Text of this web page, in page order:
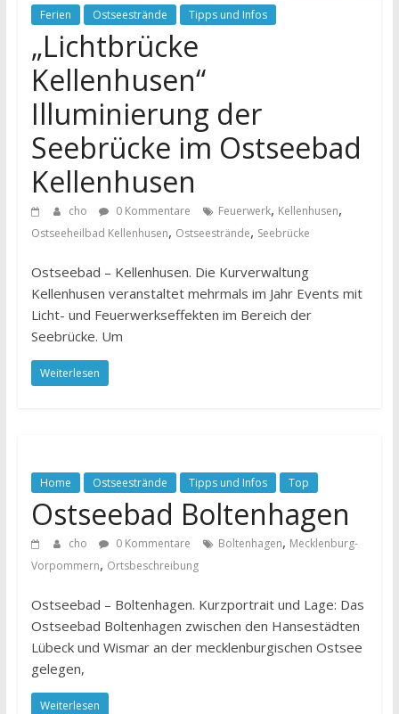
Ferien Ostseestrände Tipps und Infos
„Lichtbrücke
Kellenhusen“
Illuminierung der
Seebrücke im Ostseebad
Kellenhusen
cho 0 Kommentare Feuerwerk, Kellenhusen,
Ostseeheilbad Kellenhusen, Ostseestrände, Seebrücke
Ostseebad – Kellenhusen. Die Kurverwaltung
Kellenhusen veranstaltet mehrmals im Jahr Events mit
Licht- und Feuerwerkseffekten im Bereich der
Seebrücke. Um
Weiterlesen
Home Ostseestrände Tipps und Infos Top
Ostseebad Boltenhagen
cho 0 Kommentare Boltenhagen, Mecklenburg-
Vorpommern, Ortsbeschreibung
Ostseebad – Boltenhagen. Kurzportrait und Lage: Das
Ostseebad Boltenhagen zwischen den Hansestädten
Lübeck und Wismar an der mecklenburgischen Ostsee
gelegen,
Weiterlesen